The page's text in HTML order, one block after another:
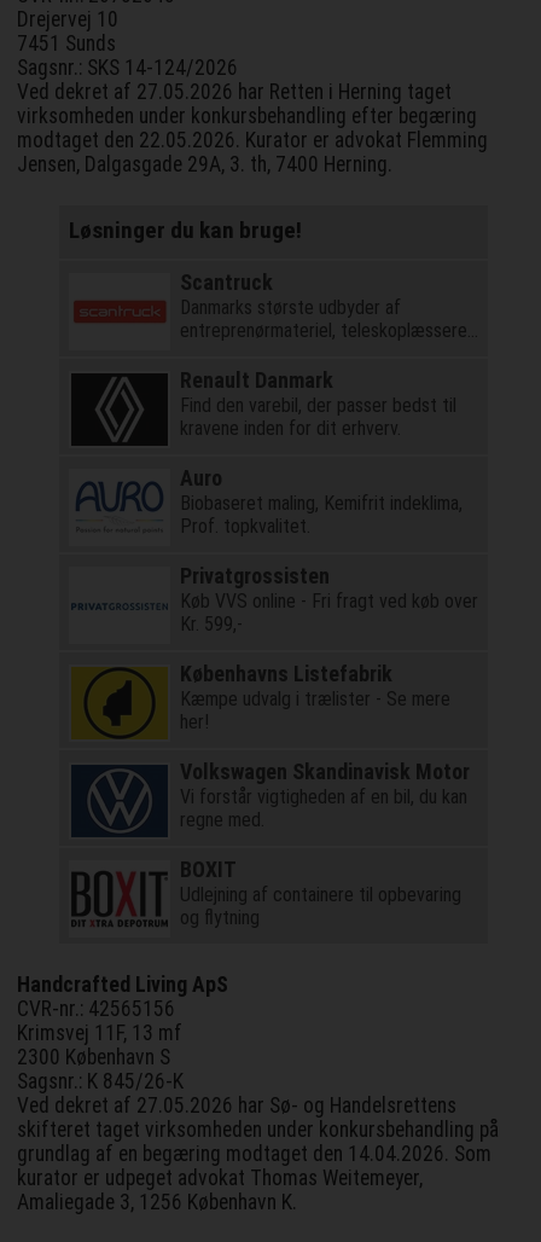
Drejervej 10
7451 Sunds
Sagsnr.: SKS 14-124/2026
Ved dekret af 27.05.2026 har Retten i Herning taget
virksomheden under konkursbehandling efter begæring
modtaget den 22.05.2026. Kurator er advokat Flemming
Jensen, Dalgasgade 29A, 3. th, 7400 Herning.
Løsninger du kan bruge!
Scantruck
Danmarks største udbyder af
entreprenørmateriel, teleskoplæssere
Renault Danmark
Find den varebil, der passer bedst til
kravene inden for dit erhverv.
Auro
Biobaseret maling, Kemifrit indeklima,
Prof. topkvalitet.
Privatgrossisten
Køb VVS online - Fri fragt ved køb over
Kr. 599,-
Københavns Listefabrik
Kæmpe udvalg i trælister - Se mere
her!
Volkswagen Skandinavisk Motor
Vi forstår vigtigheden af en bil, du kan
regne med.
BOXIT
Udlejning af containere til opbevaring
og flytning
Handcrafted Living ApS
CVR-nr.: 42565156
Krimsvej 11F, 13 mf
2300 København S
Sagsnr.: K 845/26-K
Ved dekret af 27.05.2026 har Sø- og Handelsrettens
skifteret taget virksomheden under konkursbehandling på
grundlag af en begæring modtaget den 14.04.2026. Som
kurator er udpeget advokat Thomas Weitemeyer,
Amaliegade 3, 1256 København K.